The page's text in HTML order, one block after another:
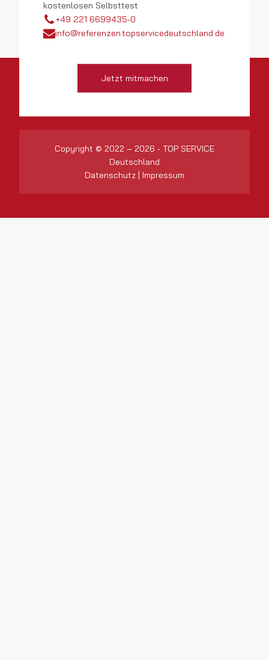
kostenlosen Selbsttest
+49 221 6699435-0
info@referenzen.topservicedeutschland.de
Jetzt mitmachen
Copyright © 2022 – 2026 - TOP SERVICE
Deutschland
Datenschutz
Impressum